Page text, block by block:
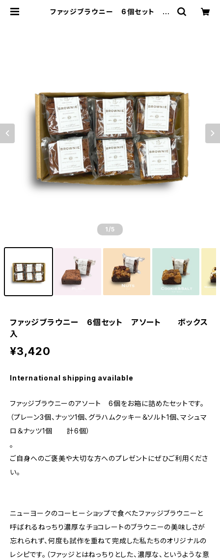
ファッジブラウニー 6個セット ア
1 /5
ファッジブラウニー 6個セット アソート ボックス
入
¥3,420
International shipping available
ファッジブラウニーのアソート 6個をお箱に詰めたセットです。
（プレーン3個、ナッツ1個、グラハムクッキー＆ソルト1個、マシュマ
ロ＆ナッツ1個 計6個）
。
ご自身へのご褒美や大切な方へのプレゼントにぜひご利用くださ
い。
ニューヨークのコーヒーショップで食べたファッジブラウニーと
呼ばれるねっちり濃厚なチョコレートのブラウニーの美味しさが
忘れられず、何度も試作を重ねて完成した私たちのオリジナルの
レシピです。（ファッジとはねっちりとした、濃厚な、というような意